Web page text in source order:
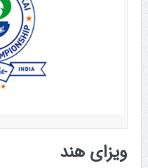
ویزای هند